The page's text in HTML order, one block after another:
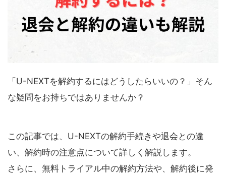
「U-NEXTを解約するにはどうしたらいいの？」そん
な疑問をお持ちではありませんか？
この記事では、U-NEXTの解約手続きや退会との違
い、解約時の注意点について詳しく解説します。
さらに、無料トライアル中の解約方法や、解約後に発